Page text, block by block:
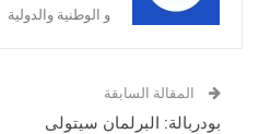
و الوطنية والدولية
المقالة السابقة
بودربالة: البرلمان سيتولى